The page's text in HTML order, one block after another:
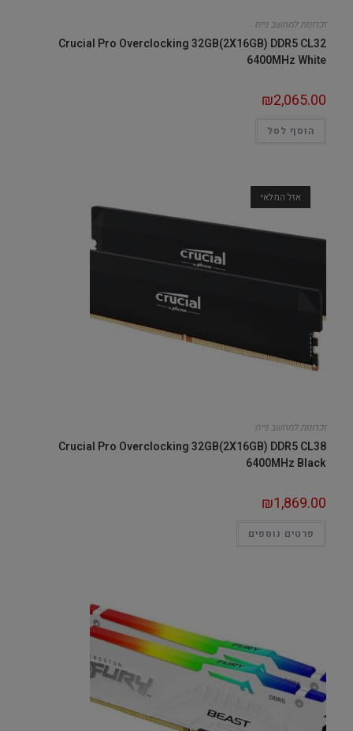
זכרונות למחשב נייח
Crucial Pro Overclocking 32GB(2X16GB) DDR5 CL32
6400MHz White
₪2,065.00
הוסף לסל
אזל המלאי
זכרונות למחשב נייח
Crucial Pro Overclocking 32GB(2X16GB) DDR5 CL38
6400MHz Black
₪1,869.00
פרטים נוספים